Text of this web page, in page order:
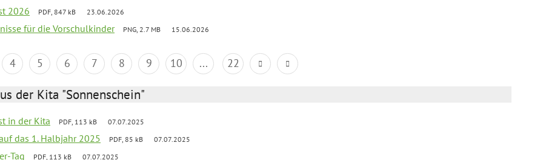
2026 PDF, 847 kB 23.06.2026
für die Vorschulkinder PNG, 2.7 MB 15.06.2026
4 5 6 7 8 9 10 ... 22
der Kita "Sonnenschein"
in der Kita PDF, 113 kB 07.07.2025
das 1. Halbjahr 2025 PDF, 85 kB 07.07.2025
Tag PDF, 113 kB 07.07.2025